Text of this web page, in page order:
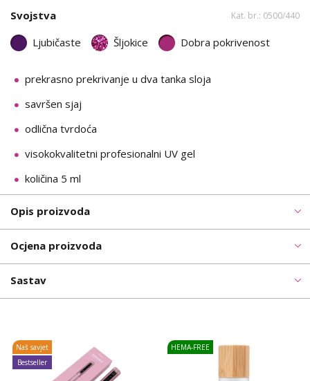
Svojstva Kat. br.: 0500/440
Ljubičaste Šljokice Dobra pokrivenost
prekrasno prekrivanje u dva tanka sloja
savršen sjaj
odlična tvrdoća
visokokvalitetni profesionalni UV gel
količina 5 ml
Opis proizvoda
Ocjena proizvoda
Sastav
Naš savjet
Bestseller
HEMA-FREE